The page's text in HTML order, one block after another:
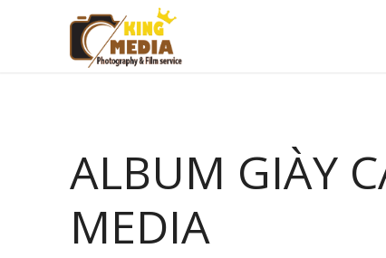
ALBUM GIÀY
MEDIA